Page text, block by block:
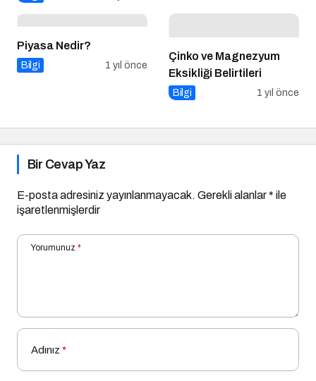
Piyasa Nedir?
Bilgi 1 yıl önce
Çinko ve Magnezyum
Eksikliği Belirtileri
Bilgi 1 yıl önce
Bir Cevap Yaz
E-posta adresiniz yayınlanmayacak. Gerekli alanlar* ile
işaretlenmişlerdir
Yorumunuz *
Adınız *